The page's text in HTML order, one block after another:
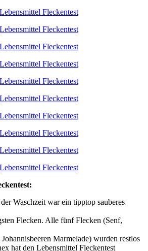
Waschzeit war ein tipptop sauberes
Flecken. Alle fünf Flecken (Senf,
Marmelade) wurden restlos
hat den Lebensmittel Fleckentest